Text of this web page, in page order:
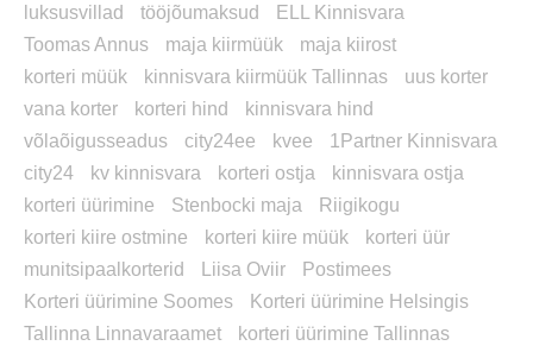
luksusvillad
tööjõumaksud
ELL Kinnisvara
Toomas Annus
maja kiirmüük
maja kiirost
korteri müük
kinnisvara kiirmüük Tallinnas
uus korter
vana korter
korteri hind
kinnisvara hind
võlaõigusseadus
city24ee kvee
1Partner Kinnisvara
city24
kv kinnisvara korteri ostja
kinnisvara ostja
korteri üürimine
Stenbocki maja
Riigikogu
korteri kiire ostmine
korteri kiire müük
korteri üür
munitsipaalkorterid
Liisa Oviir
Postimees
Korteri üürimine Soomes
Korteri üürimine Helsingis
Tallinna Linnavaraamet
korteri üürimine Tallinnas